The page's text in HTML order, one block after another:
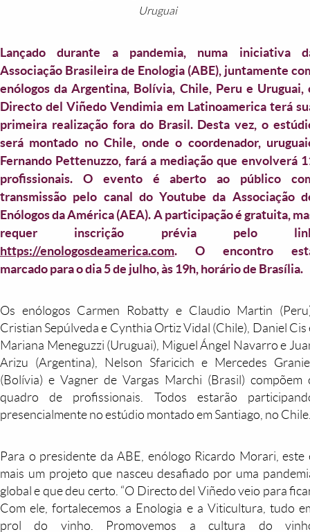
Uruguai
Lançado durante a pandemia, numa iniciativa
Associação Brasileira de Enologia (ABE), juntamente
enólogos da Argentina, Bolívia, Chile, Peru e Uruguai,
Directo del Viñedo Vendimia em Latinoamerica terá
primeira realização fora do Brasil. Desta vez, o
será montado no Chile, onde o coordenador,
Fernando Pettenuzzo, fará a mediação que envolverá
profissionais. O evento é aberto ao público
transmissão pelo canal do Youtube da Associação
Enólogos da América (AEA). A participação é gratuita,
requer inscrição prévia pelo
https://enologosdeamerica.com. O encontro
marcado para o dia 5 de julho, às 19h, horário de Brasília.
Os enólogos Carmen Robatty e Claudio Martin
Cristian Sepúlveda e Cynthia Ortiz Vidal (Chile), Daniel Cis
Mariana Meneguzzi (Uruguai), Miguel Ángel Navarro e
Arizu (Argentina), Nelson Sfaricich e Mercedes
(Bolívia) e Vagner de Vargas Marchi (Brasil) compõem
quadro de profissionais. Todos estarão
presencialmente no estúdio montado em Santiago, no
Para o presidente da ABE, enólogo Ricardo Morari, este
mais um projeto que nasceu desafiado por uma
global e que deu certo. “O Directo del Viñedo veio para
Com ele, fortalecemos a Enologia e a Viticultura, tudo
prol do vinho. Promovemos a cultura do